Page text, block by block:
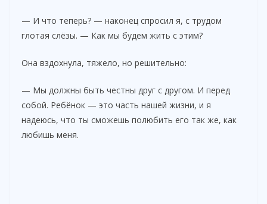
— И что теперь? — наконец спросил я, с трудом
глотая слёзы. — Как мы будем жить с этим?
Она вздохнула, тяжело, но решительно:
— Мы должны быть честны друг с другом. И перед
собой. Ребёнок — это часть нашей жизни, и я
надеюсь, что ты сможешь полюбить его так же, как
любишь меня.